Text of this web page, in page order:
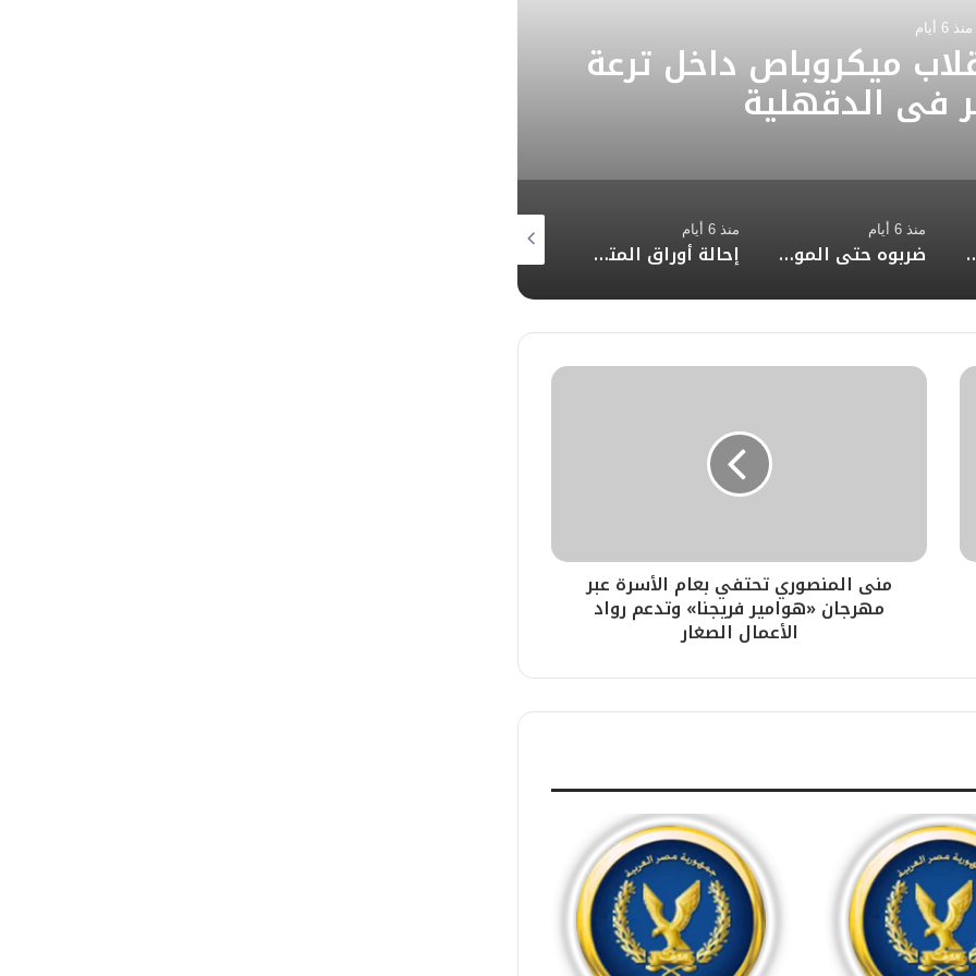
بالتعدي على أب وابنيه
زفاف بأبو النمرس
منذ 6 أيام
إحالة أوراق المتهم بقتل صديقه بسبب خلافات سابقة في المنير إلى مفتي الجمهورية
منذ أسبوع واحد منذ أسبوع واحد
منى المنصوري تحتفي بعام الأسرة عبر
مهرجان «هوامير فريجنا» وتدعم رواد
الأعمال الصغار